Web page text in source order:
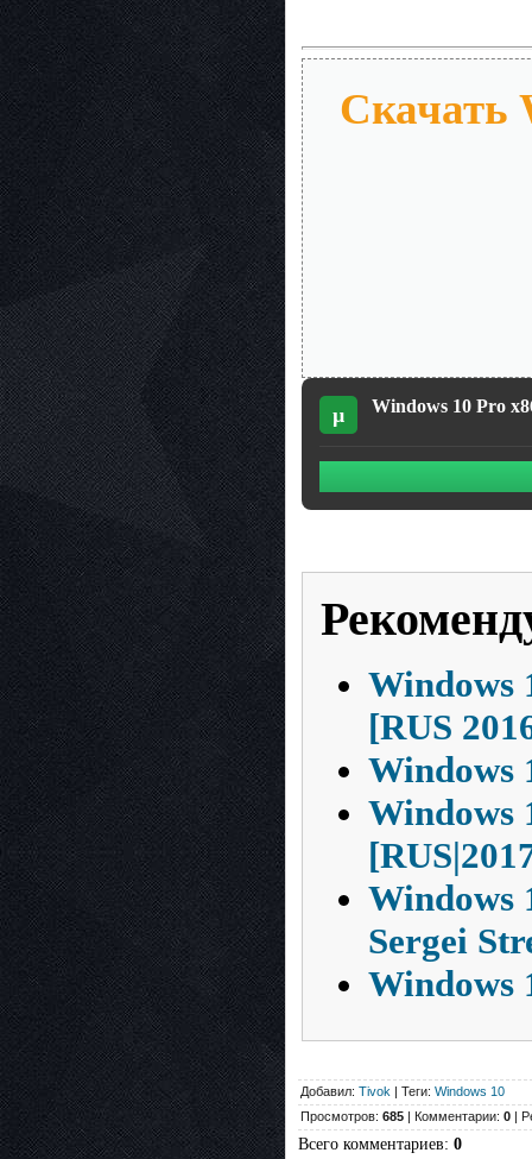
Скачать
µ Windows 10 Pro
Windows
[RUS
Windows
Windows
Windows
Sergei
Windows
Добавил: Tivok | Теги: Windows 10
Просмотров: 685 | Комментарии: 0 |
Всего комментариев: 0